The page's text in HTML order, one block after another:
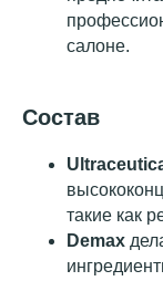
салоне.
Состав
такие как
Demax